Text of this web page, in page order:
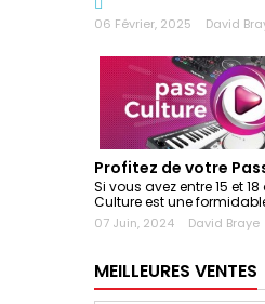
06 Février, 2025 David
Si vous avez entre 15 et 18
Culture est une
07 Juin, 2024 David Braye
MEILLEURES VENTES